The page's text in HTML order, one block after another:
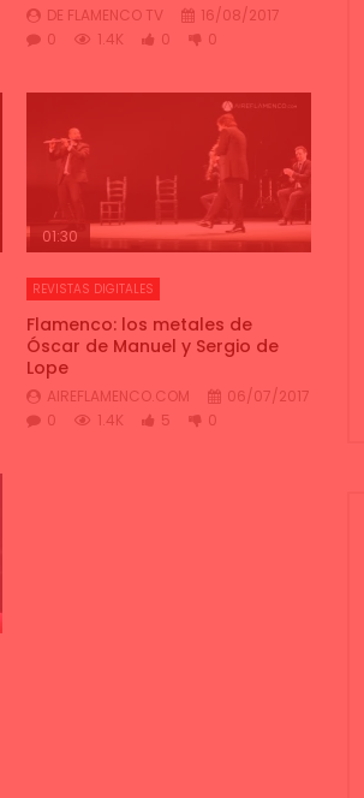
DE FLAMENCO TV
16/08/2017
0
1.4K 0 0
01:30
REVISTAS DIGITALES
Flamenco: los metales de
Óscar de Manuel y Sergio de
Lope
AIREFLAMENCO.COM
06/07/2017
0
1.4K 5 0